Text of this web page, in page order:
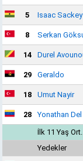
5 Isaac Sackey
8 Serkan
14 Durel
29 Geraldo
18 Umut Nayir
28
Yonathan
İlk 11 Yaş Ort.
Yedekler